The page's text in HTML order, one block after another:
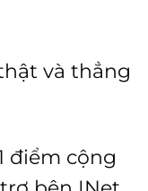
và thẳng
điểm cộng